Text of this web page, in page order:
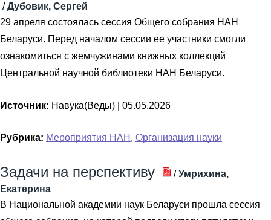
/Дубовик, Сергей
29 апреля состоялась сессия Общего собрания НАН
Беларуси. Перед началом сессии ее участники смогли
ознакомиться с жемчужинами книжных коллекций
Центральной научной библиотеки НАН Беларуси.
Источник: Навука(Веды) | 05.05.2026
Рубрика: Мероприятия НАН , Организация науки
Задачи на перспективу /Умрихина,
Екатерина
В Национальной академии наук Беларуси прошла сессия